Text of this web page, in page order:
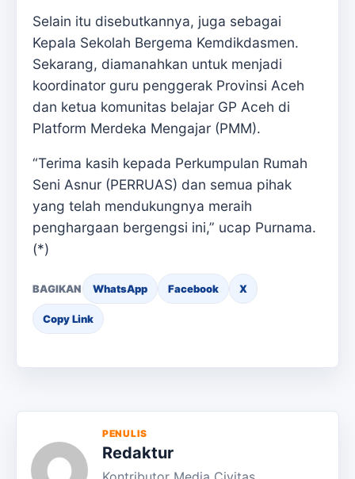
Selain itu disebutkannya, juga sebagai
Kepala Sekolah Bergema Kemdikdasmen.
Sekarang, diamanahkan untuk menjadi
koordinator guru penggerak Provinsi Aceh
dan ketua komunitas belajar GP Aceh di
Platform Merdeka Mengajar (PMM).
“Terima kasih kepada Perkumpulan Rumah
Seni Asnur (PERRUAS) dan semua pihak
yang telah mendukungnya meraih
penghargaan bergengsi ini,” ucap Purnama.
(*)
BAGIKAN WhatsApp Facebook X
Copy Link
PENULIS
Redaktur